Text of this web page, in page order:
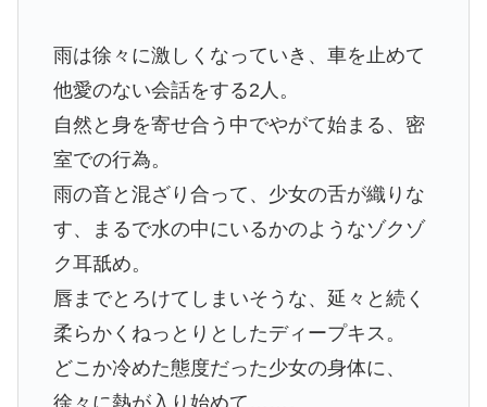
雨は徐々に激しくなっていき、車を止めて
他愛のない会話をする2人。
自然と身を寄せ合う中でやがて始まる、密
室での行為。
雨の音と混ざり合って、少女の舌が織りな
す、まるで水の中にいるかのようなゾクゾ
ク耳舐め。
唇までとろけてしまいそうな、延々と続く
柔らかくねっとりとしたディープキス。
どこか冷めた態度だった少女の身体に、